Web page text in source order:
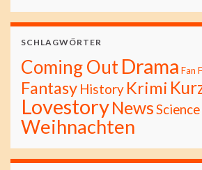
SCHLAGWÖRTER
Coming OutDrama Fan
Fantasy History Krimi
LovestoryNews
Weihnachten